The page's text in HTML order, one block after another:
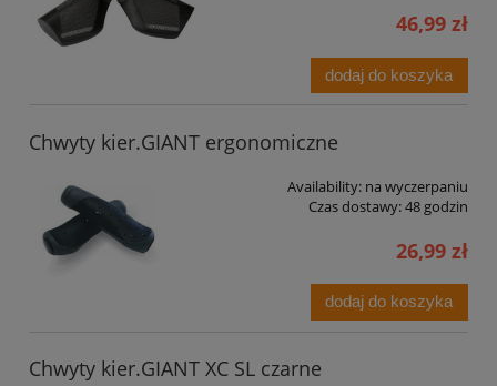
46,99 zł
dodaj do koszyka
Chwyty kier.GIANT ergonomiczne
Availability: na wyczerpaniu
Czas dostawy:48 godzin
26,99 zł
dodaj do koszyka
Chwyty kier.GIANT XC SL czarne